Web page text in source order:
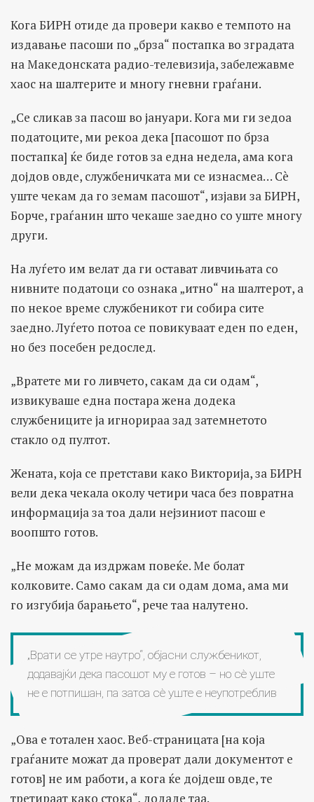
Кога БИРН отиде да провери какво е темпото на
издавање пасоши по „брза“ постапка во зградата
на Македонската радио-телевизија, забележавме
хаос на шалтерите и многу гневни граѓани.
„Се сликав за пасош во јануари. Кога ми ги зедоа
податоците, ми рекоа дека [пасошот по брза
постапка] ќе биде готов за една недела, ама кога
дојдов овде, службеничката ми се изнасмеа… Сè
уште чекам да го земам пасошот“, изјави за БИРН,
Борче, граѓанин што чекаше заедно со уште многу
други.
На луѓето им велат да ги остават ливчињата со
нивните податоци со ознака „итно“ на шалтерот, а
по некое време службеникот ги собира сите
заедно. Луѓето потоа се повикуваат еден по еден,
но без посебен редослед.
„Вратете ми го ливчето, сакам да си одам“,
извикуваше една постара жена додека
службениците ја игнорираа зад затемнетото
стакло од пултот.
Жената, која се претстави како Викторија, за БИРН
вели дека чекала околу четири часа без повратна
информација за тоа дали нејзиниот пасош е
воопшто готов.
„Не можам да издржам повеќе. Ме болат
колковите. Само сакам да си одам дома, ама ми
го изгубија барањето“, рече таа налутено.
„Врати се утре наутро“, објасни службеникот,
додавајќи дека пасошот му е готов – но сè уште
не е потпишан, па затоа сè уште е неупотреблив
„Ова е тотален хаос. Веб-страницата [на која
граѓаните можат да проверат дали документот е
готов] не им работи, а кога ќе дојдеш овде, те
третираат како стока“, додаде таа.